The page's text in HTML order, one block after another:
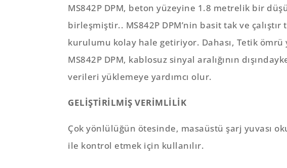
MS842P DPM, beton yüzeyine 1.8 metrelik bir
birleşmiştir.. MS842P DPM’nin basit tak ve çalıştır
kurulumu kolay hale getiriyor. Dahası, Tetik ömrü
MS842P DPM, kablosuz sinyal aralığının
verileri yüklemeye yardımcı olur.
GELİŞTİRİLMİŞ VERİMLİLİK
Çok yönlülüğün ötesinde, masaüstü şarj yuvası
ile kontrol etmek için kullanılır.